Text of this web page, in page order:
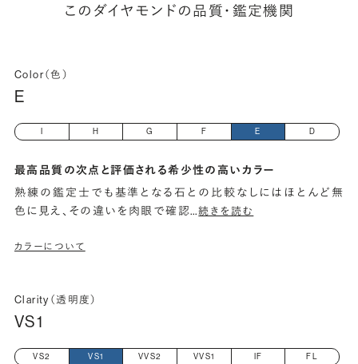
このダイヤモンドの品質・鑑定機関
Color（色）
E
I H G F E D
最高品質の次点と評価される希少性の高いカラー
熟練の鑑定士でも基準となる石との比較なしにはほとんど無
色に見え、その違いを肉眼で確認…続きを読む
カラーについて
Clarity（透明度）
VS1
VS2 VS1 VVS2 VVS1 IF FL